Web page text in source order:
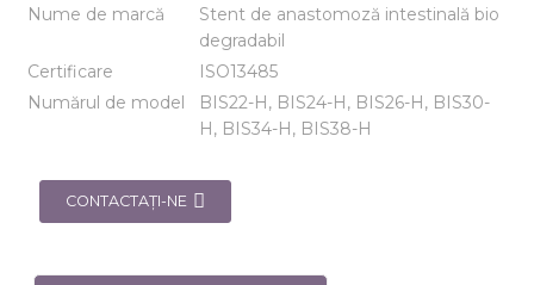
Nume de marcă
Stent de anastomoză intestinală bio
degradabil
Certificare
ISO13485
Numărul de model
BIS22-H, BIS24-H, BIS26-H, BIS30-
H, BIS34-H, BIS38-H
CONTACTAŢI-NE